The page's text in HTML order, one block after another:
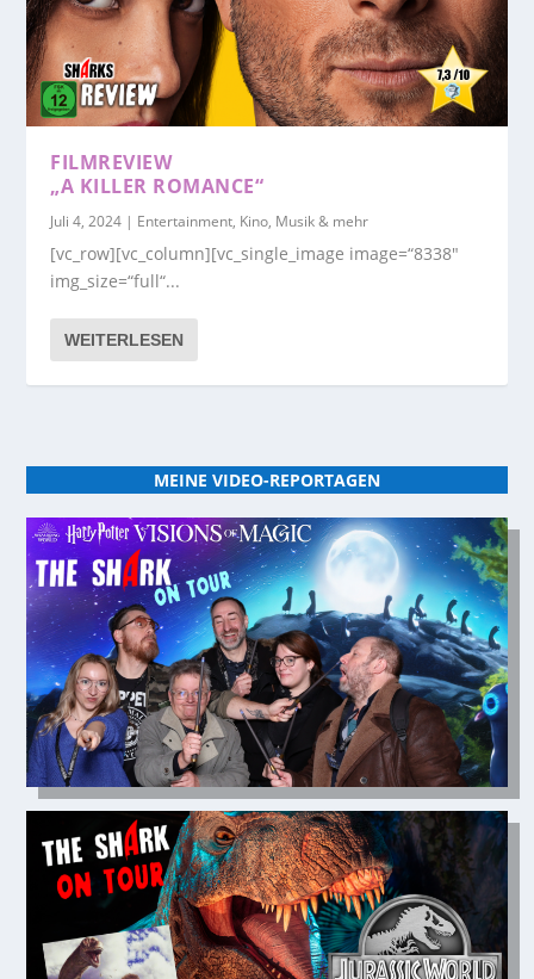
FILMREVIEW
„A KILLER ROMANCE“
Juli 4, 2024 | Entertainment, Kino, Musik & mehr
[vc_row][vc_column][vc_single_image image=“8338″
img_size=“full“...
WEITERLESEN
MEINE VIDEO-REPORTAGEN